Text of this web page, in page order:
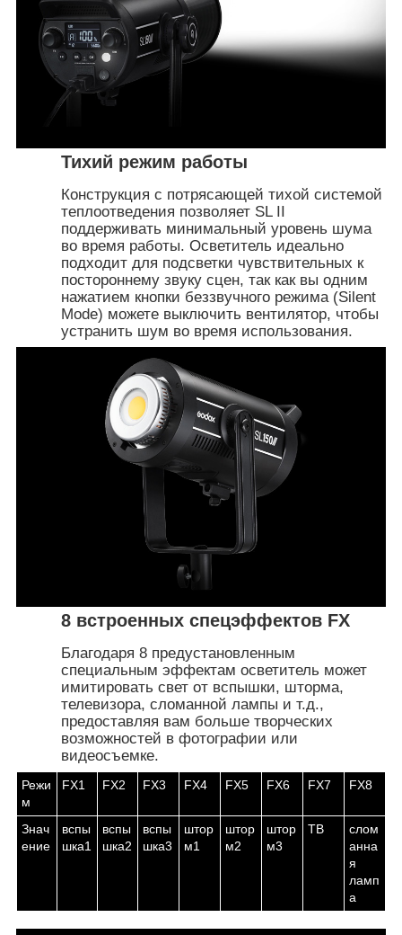
Тихий режим работы
Конструкция с потрясающей тихой системой
теплоотведения позволяет SL II
поддерживать минимальный уровень шума
во время работы. Осветитель идеально
подходит для подсветки чувствительных к
постороннему звуку сцен, так как вы одним
нажатием кнопки беззвучного режима (Silent
Mode) можете выключить вентилятор, чтобы
устранить шум во время использования.
8 встроенных спецэффектов FX
Благодаря 8 предустановленным
специальным эффектам осветитель может
имитировать свет от вспышки, шторма,
телевизора, сломанной лампы и т.д.,
предоставляя вам больше творческих
возможностей в фотографии или
видеосъемке.
Режи
м
FX1 FX2 FX3 FX4 FX5 FX6 FX7 FX8
Знач
ение
вспы
шка1
вспы
шка2
вспы
шка3
штор
м1
штор
м2
штор
м3
ТВ
слом
анна
я
ламп
а